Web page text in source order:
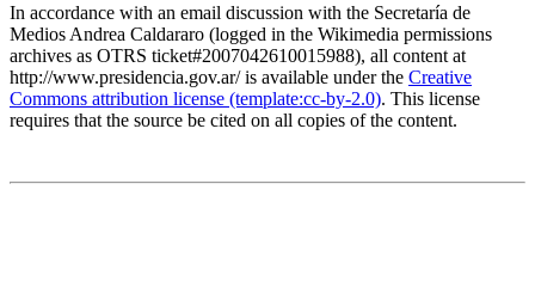
In accordance with an email discussion with the Secretaría de
Medios Andrea Caldararo (logged in the Wikimedia permissions
archives as OTRS ticket#2007042610015988), all content at
http://www.presidencia.gov.ar/ is available under the Creative
Commons attribution license (template:cc-by-2.0). This license
requires that the source be cited on all copies of the content.